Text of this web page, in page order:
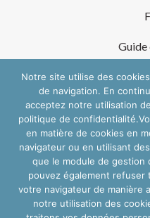
Guide
Conditions
Suivre
Notre site utilise des
de navigation. En
acceptez notre utilisation
politique de
en matière de cookies en
navigateur ou en utilisant
que le module de gestion
pouvez également refuser
votre navigateur de manière
notre utilisation des